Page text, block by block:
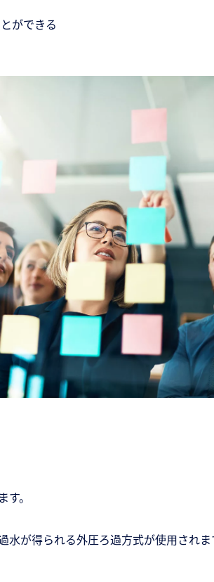
ができる
。
が得られる外圧ろ過方式が使用され